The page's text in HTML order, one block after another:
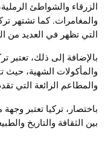
الزرقاء والشواطئ
والمغامرات. كما تشتهر
التي تظهر في العديد من
بالإضافة إلى ذلك، تعتبر
والمأكولات الشهية، حيث
والمطاعم الرائعة التي
باختصار، تركيا تعتبر
بين الثقافة والتاريخ